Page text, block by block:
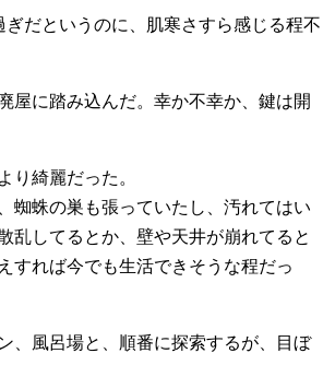
だというのに、肌寒さすら感じる程不
屋に踏み込んだ。幸か不幸か、鍵は開
り綺麗だった。
蜘蛛の巣も張っていたし、汚れてはい
乱してるとか、壁や天井が崩れてると
すれば今でも生活できそうな程だっ
、風呂場と、順番に探索するが、目ぼ